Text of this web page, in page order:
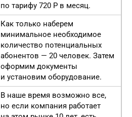
по тарифу 720 Р в месяц.
Как только наберем
минимальное необходимое
количество потенциальных
абонентов — 20 человек. Затем
оформим документы
и установим оборудование.
В наше время возможно все,
но если компания работает